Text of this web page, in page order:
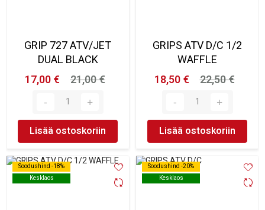
GRIP 727 ATV/JET
DUAL BLACK
17,00 €
21,00 €
Lisää ostoskoriin
GRIPS ATV D/C 1/2
WAFFLE
18,50 €
22,50 €
Lisää ostoskoriin
Soodushind -18%
Kesklaos
Soodushind -18%
Kesklaos
Soodushind -20%
Kesklaos
Soodushind -20%
Kesklaos